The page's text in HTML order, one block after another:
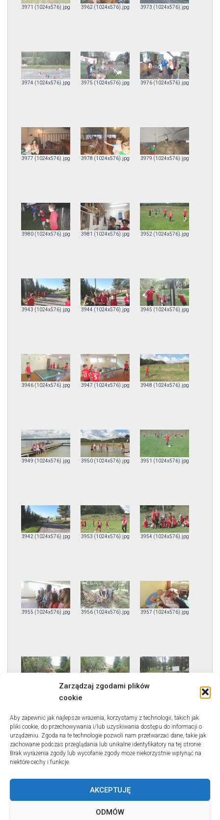
Zarządzaj zgodami plików
cookie
Aby zapewnić jak najlepsze wrażenia, korzystamy z technologii, takich jak
pliki cookie, do przechowywania i/lub uzyskiwania dostępu do informacji o
urządzeniu. Zgoda na te technologie pozwoli nam przetwarzać dane, takie jak
zachowanie podczas przeglądania lub unikalne identyfikatory na tej stronie.
Brak wyrażenia zgody lub wycofanie zgody może niekorzystnie wpłynąć na
niektóre cechy i funkcje.
AKCEPTUJĘ
ODMÓW
3971 (1024x576).jpg 3962 (1024x576).jpg 3973 (1024x576).jpg
3974 (1024x576).jpg 3975 (1024x576).jpg 3976 (1024x576).jpg
3977 (1024x576).jpg 3978 (1024x576).jpg 3979 (1024x576).jpg
3980 (1024x576).jpg 3981 (1024x576).jpg 3952 (1024x576).jpg
3943 (1024x576).jpg 3944 (1024x576).jpg 3945 (1024x576).jpg
3946 (1024x576).jpg 3947 (1024x576).jpg 3948 (1024x576).jpg
3949 (1024x576).jpg 3950 (1024x576).jpg 3951 (1024x576).jpg
3942 (1024x576).jpg 3953 (1024x576).jpg 3954 (1024x576).jpg
3955 (1024x576).jpg 3956 (1024x576).jpg 3957 (1024x576).jpg
3958 (1024x576).jpg 3959 (1024x576).jpg 3960 (1024x576).jpg
3961 (1024x576).jpg